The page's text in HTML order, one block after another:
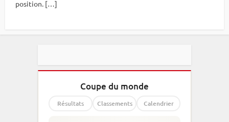
position. […]
Coupe du monde
Résultats Classements Calendrier